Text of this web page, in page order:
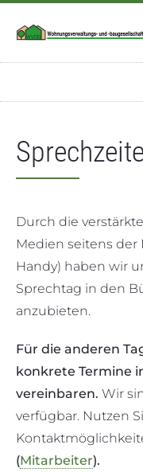
Apotheke
Deutschland
Durch die
Medien seitens der
Handy) haben wir
Sprechtag in den
anzubieten.
Für die anderen
konkrete Termine
vereinbaren. Wir
verfügbar. Nutzen
(Mitarbeiter).